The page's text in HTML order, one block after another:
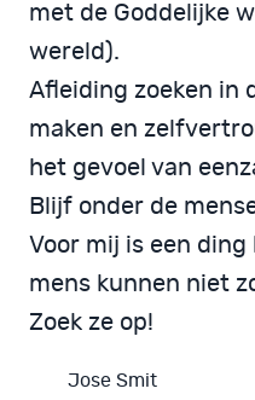
met de Goddelijke
wereld).
Afleiding zoeken in
maken en
het gevoel van
Blijf onder de
Voor mij is een ding
mens kunnen niet
Zoek ze op!
Jose Smit